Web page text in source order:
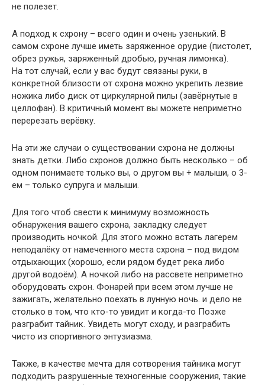
не полезет.
А подход к схрону – всего один и очень узенький. В
самом схроне лучше иметь заряженное орудие (пистолет,
обрез ружья, заряженный дробью, ручная лимонка).
На тот случай, если у вас будут связаны руки, в
конкретной близости от схрона можно укрепить лезвие
ножика либо диск от циркулярной пилы (завёрнутые в
целлофан). В критичный момент вы можете неприметно
перерезать верёвку.
На эти же случаи о существовании схрона не должны
знать детки. Либо схронов должно быть несколько – об
одном понимаете только вы, о другом вы + малыши, о 3-
ем – только супруга и малыши.
Для того чтоб свести к минимуму возможность
обнаружения вашего схрона, закладку следует
производить ночкой. Для этого можно встать лагерем
неподалёку от намеченного места схрона – под видом
отдыхающих (хорошо, если рядом будет река либо
другой водоём). А ночкой либо на рассвете неприметно
оборудовать схрон. Фонарей при всем этом лучше не
зажигать, желательно поехать в лунную ночь. и дело не
столько в том, что кто-то увидит и когда-то Позже
разграбит тайник. Увидеть могут сходу, и разграбить
чисто из спортивного энтузиазма.
Также, в качестве мечта для сотворения тайника могут
подходить разрушенные техногенные сооружения, такие